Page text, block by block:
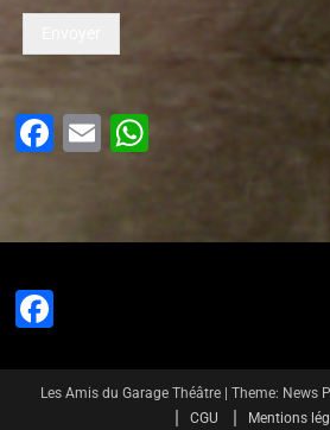
Facebook
EmailWhatsApp
Les Amis du Garage Théâtre Theme: News
CGU
Mentions